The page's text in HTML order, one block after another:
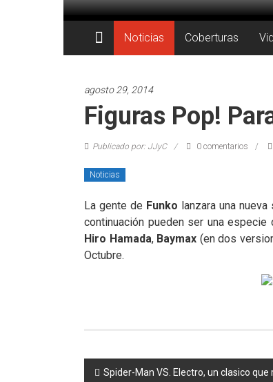
Saltar
al
contenidoJuegos
Juguetes
y
Coleccionables
y
entretenimiento
para
coleccionistas.
Noticias Coberturas
agosto 29, 2014
Figuras Pop!
Publicado por: JJyC 0 comentarios
Noticias
La gente de Funko lanzara una
continuación pueden ser una
Hiro Hamada, Baymax (en dos
Octubre.
Navegación
Spider-Man VS. Electro, un clasico